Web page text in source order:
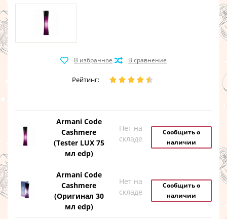
Рейтинг:
Armani Code
Cashmere
(Tester LUX 75
мл edp)
Нет на
складе
Сообщить о
наличии
Armani Code
Cashmere
(Оригинал 30
мл edp)
Нет на
складе
Сообщить о
наличии